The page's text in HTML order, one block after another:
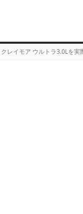
クレイモア ウルトラ3.0Lを実